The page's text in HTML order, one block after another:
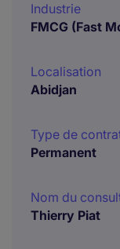
Industrie
FMCG (Fast
Localisation
Abidjan
Type de
Permanent
Nom du
Thierry Piat